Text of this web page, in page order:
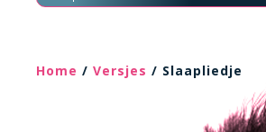
Home / Versjes / Slaapliedje